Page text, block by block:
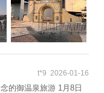
t*9 2026-01-16
的御温泉旅游 1月8日